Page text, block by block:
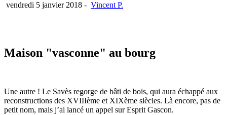
vendredi 5 janvier 2018 - Vincent P.
Maison "vasconne" au bourg
Une autre ! Le Savès regorge de bâti de bois, qui aura échappé aux
reconstructions des XVIIIème et XIXème siècles. Là encore, pas de
petit nom, mais j’ai lancé un appel sur Esprit Gascon.